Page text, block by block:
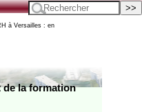
à Versailles : en
de la formation